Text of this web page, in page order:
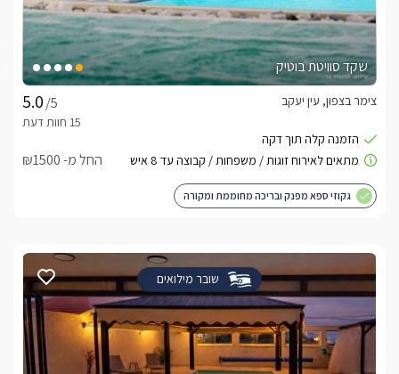
שקד סוויטת בוטיק
/5
צימר בצפון, עין יעקב
החל מ- ₪1500
גקוזי ספא מפנק ובריכה מחוממת ומקורה
שובר מילואים